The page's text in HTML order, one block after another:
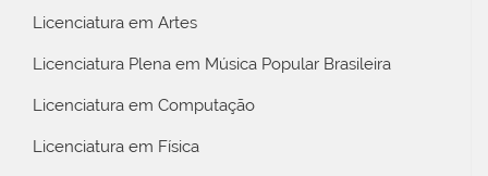
Licenciatura em Artes
Licenciatura Plena em Música Popular Brasileira
Licenciatura em Computação
Licenciatura em Física